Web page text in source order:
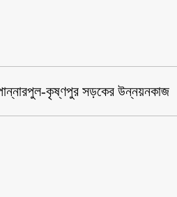
কৃষ্ণপুর সড়কের উন্নয়নকাজ